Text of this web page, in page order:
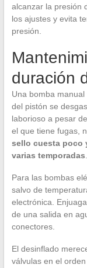
alcanzar la presión
los ajustes y evita
presión.
duración
Una bomba
del pistón se
laborioso a pesar
el que tiene fugas,
sello cuesta poco
varias temporadas.
Para las bombas
salvo de
electrónica.
de una salida en
conectores.
El desinflado
válvulas en el